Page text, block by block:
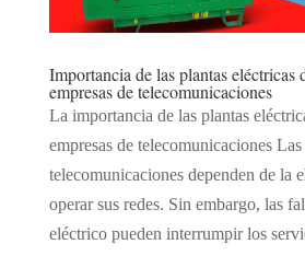
Importancia de las plantas eléctricas
empresas de telecomunicaciones
La importancia de las plantas
empresas de telecomunicaciones Las
telecomunicaciones dependen de la
operar sus redes. Sin embargo, las
eléctrico pueden interrumpir los